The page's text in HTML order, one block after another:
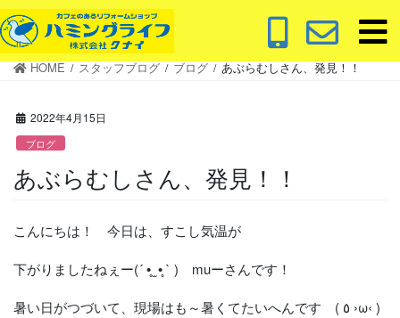
コ
ン
テ
ナ
ビ
ゲ
HOME スタッフブログ ブログ あぶらむしさん、発見！！
2022年4月15日
ブログ
あぶらむしさん、発見！！
こんにちは！ 今日は、すこし気温が
下がりましたねぇー(´ •̥ ̫ •̥ ` ) muーさんです！
暑い日がつづいて、現場はも～暑くてたいへんです ( ٥ ›ω‹ )